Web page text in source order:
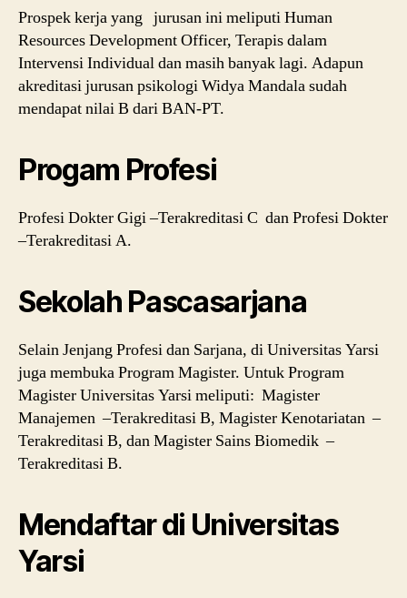
Prospek kerja yang jurusan ini meliputi Human
Resources Development Officer, Terapis dalam
Intervensi Individual dan masih banyak lagi. Adapun
akreditasi jurusan psikologi Widya Mandala sudah
mendapat nilai B dari BAN-PT.
Progam Profesi
Profesi Dokter Gigi –Terakreditasi C dan Profesi Dokter
–Terakreditasi A.
Sekolah Pascasarjana
Selain Jenjang Profesi dan Sarjana, di Universitas Yarsi
juga membuka Program Magister. Untuk Program
Magister Universitas Yarsi meliputi: Magister
Manajemen –Terakreditasi B, Magister Kenotariatan –
Terakreditasi B, dan Magister Sains Biomedik –
Terakreditasi B.
Mendaftar di Universitas
Yarsi